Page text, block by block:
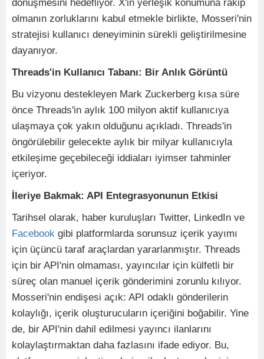
dönüşmesini hedefliyor. X'in yerleşik konumuna rakip
olmanın zorluklarını kabul etmekle birlikte, Mosseri'nin
stratejisi kullanıcı deneyiminin sürekli geliştirilmesine
dayanıyor.
Threads'in Kullanıcı Tabanı: Bir Anlık Görüntü
Bu vizyonu destekleyen Mark Zuckerberg kısa süre
önce Threads'in aylık 100 milyon aktif kullanıcıya
ulaşmaya çok yakın olduğunu açıkladı. Threads'in
öngörülebilir gelecekte aylık bir milyar kullanıcıyla
etkileşime geçebileceği iddiaları iyimser tahminler
içeriyor.
İleriye Bakmak: API Entegrasyonunun Etkisi
Tarihsel olarak, haber kuruluşları Twitter, LinkedIn ve
Facebook gibi platformlarda sorunsuz içerik yayımı
için üçüncü taraf araçlardan yararlanmıştır. Threads
için bir API'nin olmaması, yayıncılar için külfetli bir
süreç olan manuel içerik gönderimini zorunlu kılıyor.
Mosseri'nin endişesi açık: API odaklı gönderilerin
kolaylığı, içerik oluşturucuların içeriğini boğabilir. Yine
de, bir API'nin dahil edilmesi yayıncı ilanlarını
kolaylaştırmaktan daha fazlasını ifade ediyor. Bu,